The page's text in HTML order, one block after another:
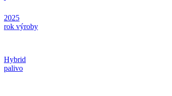
2025
rok výroby
Hybrid
palivo